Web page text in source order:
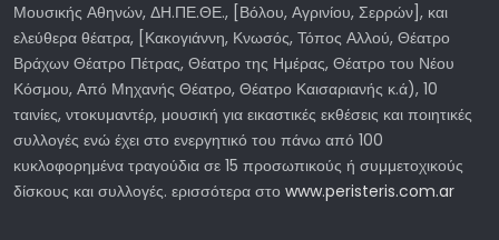
Μουσικής Αθηνών, ΔΗ.ΠΕ.ΘΕ., [Βόλου, Αγρινίου, Σερρών], και
ελεύθερα θέατρα, [Κακογιάννη, Κνωσός, Τόπος Αλλού, Θέατρο
Βράχων Θέατρο Πέτρας, Θέατρο της Ημέρας, Θέατρο του Νέου
Κόσμου, Από Μηχανής Θέατρο, Θέατρο Καισαριανής κ.ά), 10
ταινίες, ντοκυμαντέρ, μουσική για εικαστικές εκθέσεις και ποιητικές
συλλογές ενώ έχει στο ενεργητικό του πάνω από 100
κυκλοφορημένα τραγούδια σε 15 προσωπικούς ή συμμετοχικούς
δίσκους και συλλογές. ερισσότερα στο www.peristeris.com.ar